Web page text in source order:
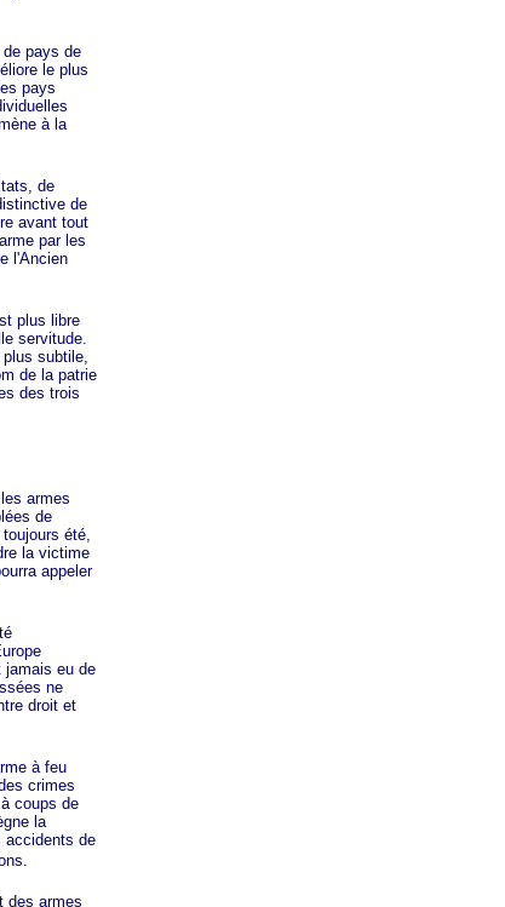
pays de
le plus
pays
à la
de
de
avant tout
par les
l'Ancien
plus libre
servitude.
subtile,
de la patrie
des trois
armes
de
été,
la victime
appeler
jamais eu de
ne
droit et
à feu
crimes
coups de
la
accidents de
armes